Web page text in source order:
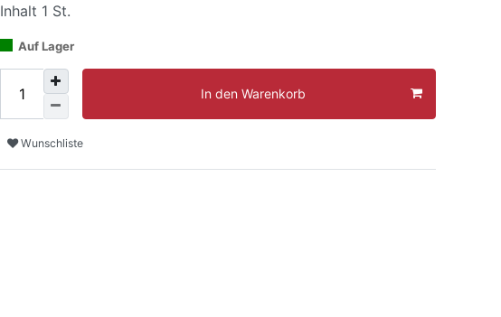
Inhalt 1 St.
Auf Lager
In den Warenkorb
Wunschliste